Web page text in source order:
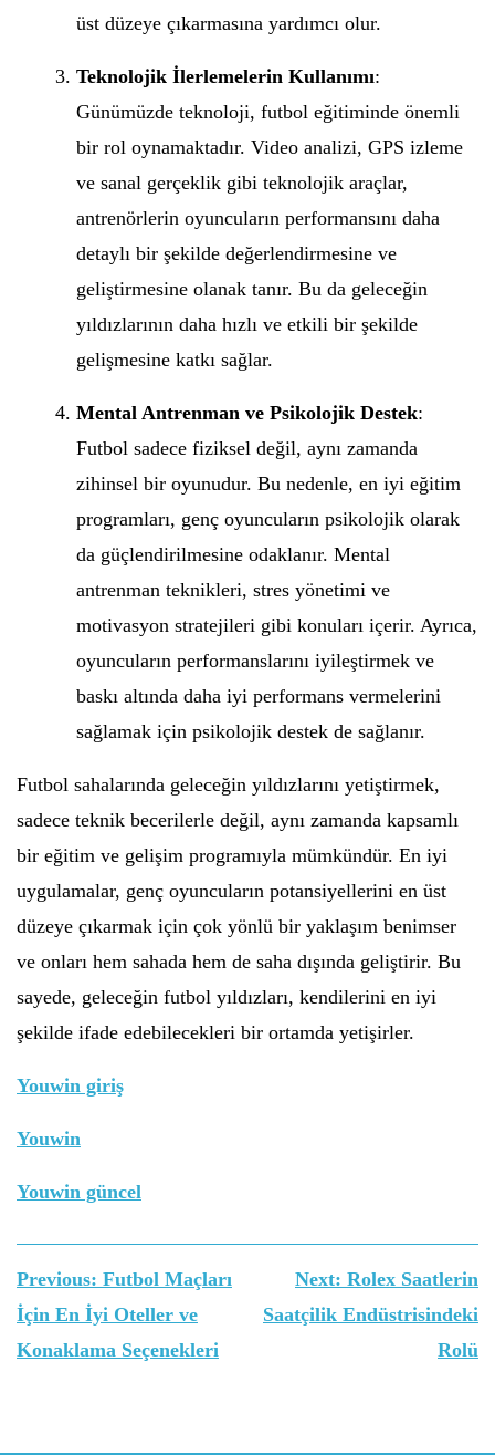
üst düzeye çıkarmasına yardımcı olur.
Teknolojik İlerlemelerin Kullanımı:
Günümüzde teknoloji, futbol eğitiminde önemli
bir rol oynamaktadır. Video analizi, GPS izleme
ve sanal gerçeklik gibi teknolojik araçlar,
antrenörlerin oyuncuların performansını daha
detaylı bir şekilde değerlendirmesine ve
geliştirmesine olanak tanır. Bu da geleceğin
yıldızlarının daha hızlı ve etkili bir şekilde
gelişmesine katkı sağlar.
Mental Antrenman ve Psikolojik Destek:
Futbol sadece fiziksel değil, aynı zamanda
zihinsel bir oyunudur. Bu nedenle, en iyi eğitim
programları, genç oyuncuların psikolojik olarak
da güçlendirilmesine odaklanır. Mental
antrenman teknikleri, stres yönetimi ve
motivasyon stratejileri gibi konuları içerir. Ayrıca,
oyuncuların performanslarını iyileştirmek ve
baskı altında daha iyi performans vermelerini
sağlamak için psikolojik destek de sağlanır.
Futbol sahalarında geleceğin yıldızlarını yetiştirmek,
sadece teknik becerilerle değil, aynı zamanda kapsamlı
bir eğitim ve gelişim programıyla mümkündür. En iyi
uygulamalar, genç oyuncuların potansiyellerini en üst
düzeye çıkarmak için çok yönlü bir yaklaşım benimser
ve onları hem sahada hem de saha dışında geliştirir. Bu
sayede, geleceğin futbol yıldızları, kendilerini en iyi
şekilde ifade edebilecekleri bir ortamda yetişirler.
Youwin giriş
Youwin
Youwin güncel
Yazı
gezinmesi
Previous: Futbol Maçları
İçin En İyi Oteller ve
Konaklama Seçenekleri
Next: Rolex Saatlerin
Saatçilik Endüstrisindeki
Rolü